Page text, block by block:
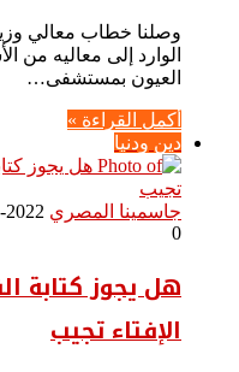
وصلنا خطاب معالي
الوارد إلى معاليه من
العيون بمستشفى…
أكمل القراءة »
دين ودنيا
جاسمينا المصري 2022-01-31
0
هل يجوز كتابة
الإفتاء تجيب